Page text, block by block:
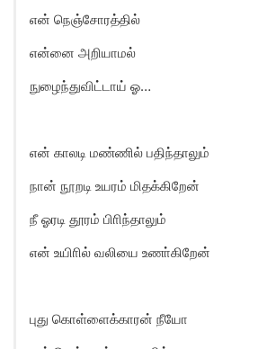
என் நெஞ்சோரத்தில்
என்னை அறியாமல்
நுழைந்துவிட்டாய் ஓ…
என் காலடி மண்ணில் பதிந்தாலும்
நான் நூறடி உயரம் மிதக்கிறேன்
நீ ஓரடி தூரம் பிாிந்தாலும்
என் உயிாில் வலியை உணா்கிறேன்
புது கொள்ளைக்காரன் நீயோ